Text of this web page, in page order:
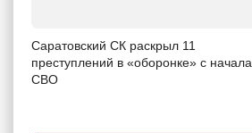
Саратовский СК раскрыл 11
преступлений в «оборонке» с начала
СВО